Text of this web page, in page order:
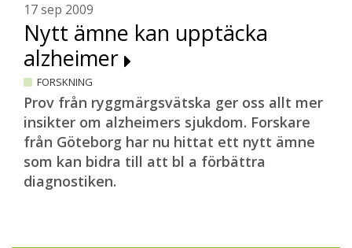
17 sep 2009
Nytt ämne kan upptäcka
alzheimer
FORSKNING
Prov från ryggmärgsvätska ger oss allt mer
insikter om alzheimers sjukdom. Forskare
från Göteborg har nu hittat ett nytt ämne
som kan bidra till att bl a förbättra
diagnostiken.